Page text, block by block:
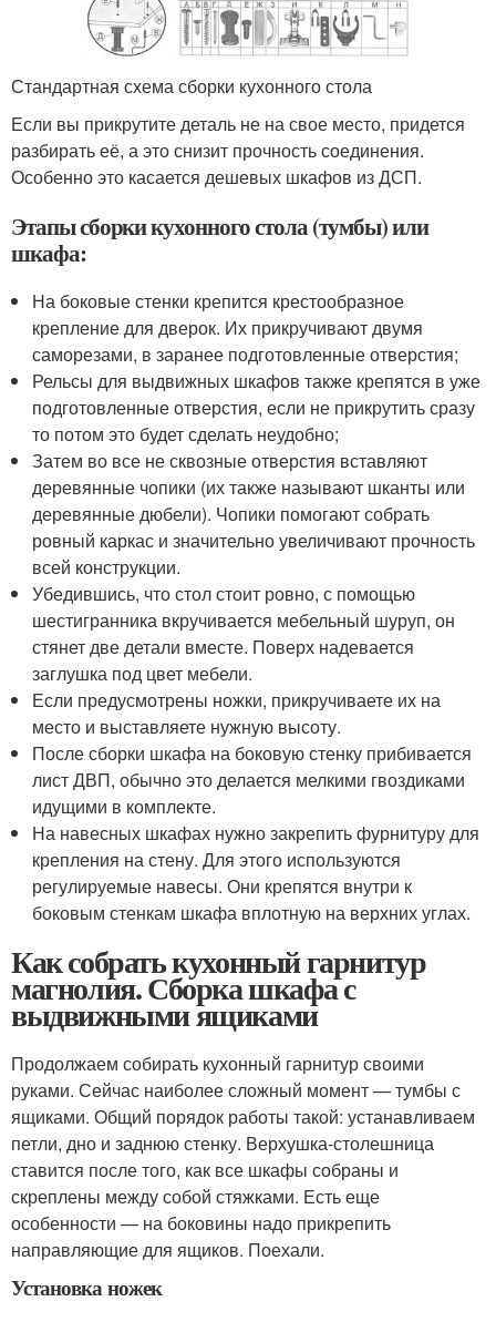
Стандартная схема сборки кухонного стола
Если вы прикрутите деталь не на свое место, придется
разбирать её, а это снизит прочность соединения.
Особенно это касается дешевых шкафов из ДСП.
Этапы сборки кухонного стола (тумбы) или
шкафа:
На боковые стенки крепится крестообразное
крепление для дверок. Их прикручивают двумя
саморезами, в заранее подготовленные отверстия;
Рельсы для выдвижных шкафов также крепятся в уже
подготовленные отверстия, если не прикрутить сразу
то потом это будет сделать неудобно;
Затем во все не сквозные отверстия вставляют
деревянные чопики (их также называют шканты или
деревянные дюбели). Чопики помогают собрать
ровный каркас и значительно увеличивают прочность
всей конструкции.
Убедившись, что стол стоит ровно, с помощью
шестигранника вкручивается мебельный шуруп, он
стянет две детали вместе. Поверх надевается
заглушка под цвет мебели.
Если предусмотрены ножки, прикручиваете их на
место и выставляете нужную высоту.
После сборки шкафа на боковую стенку прибивается
лист ДВП, обычно это делается мелкими гвоздиками
идущими в комплекте.
На навесных шкафах нужно закрепить фурнитуру для
крепления на стену. Для этого используются
регулируемые навесы. Они крепятся внутри к
боковым стенкам шкафа вплотную на верхних углах.
Как собрать кухонный гарнитур
магнолия. Сборка шкафа с
выдвижными ящиками
Продолжаем собирать кухонный гарнитур своими
руками. Сейчас наиболее сложный момент — тумбы с
ящиками. Общий порядок работы такой: устанавливаем
петли, дно и заднюю стенку. Верхушка-столешница
ставится после того, как все шкафы собраны и
скреплены между собой стяжками. Есть еще
особенности — на боковины надо прикрепить
направляющие для ящиков. Поехали.
Установка ножек